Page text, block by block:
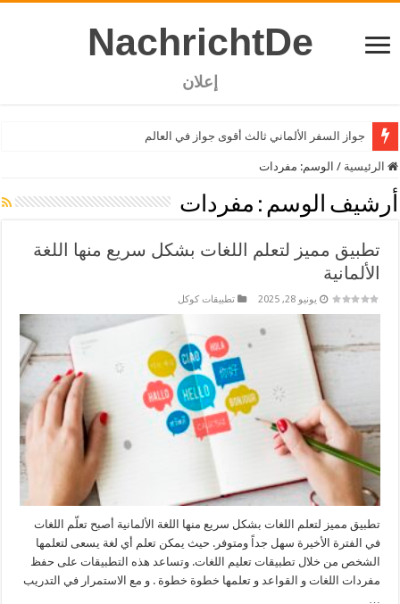
NachrichtDe
إعلان
جواز السفر الألماني ثالث أقوى جواز في العالم
الرئيسية / الوسم: مفردات
أرشيف الوسم : مفردات
تطبيق مميز لتعلم اللغات بشكل سريع منها اللغة
الألمانية
يونيو 28, 2025 تطبيقات كوكل
تطبيق مميز لتعلم اللغات بشكل سريع منها اللغة الألمانية أصبح تعلّم اللغات
في الفترة الأخيرة سهل جداً ومتوفر. حيث يمكن تعلم أي لغة يسعى لتعلمها
الشخص من خلال تطبيقات تعليم اللغات. وتساعد هذه التطبيقات على حفظ
مفردات اللغات و القواعد و تعلمها خطوة خطوة . و مع الاستمرار في التدريب